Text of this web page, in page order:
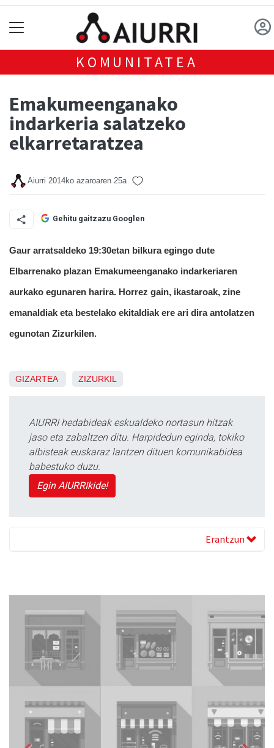
KOMUNITATEA
Emakumeenganako
indarkeria salatzeko
elkarretaratzea
Aiurri 2014ko azaroaren 25a
Gehitu gaitzazu Googlen
Gaur arratsaldeko 19:30etan bilkura egingo dute
Elbarrenako plazan Emakumeenganako indarkeriaren
aurkako egunaren harira. Horrez gain, ikastaroak, zine
emanaldiak eta bestelako ekitaldiak ere ari dira antolatzen
egunotan Zizurkilen.
GIZARTEA ZIZURKIL
AIURRI hedabideak eskualdeko nortasun hitzak
jaso eta zabaltzen ditu. Harpidedun eginda, tokiko
albisteak euskaraz lantzen dituen komunikabidea
babestuko duzu.
Egin AIURRIkide!
Erantzun